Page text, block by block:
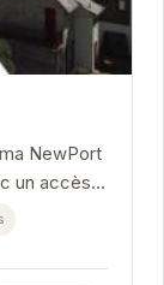
NewPort
un accès